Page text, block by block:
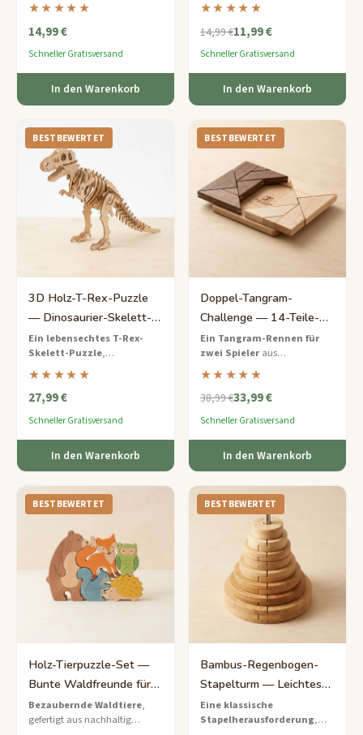
überall eine befriedigende
geistige Herausforderung
★★★★★
14,99 €
Schneller Gratisversand
In den Warenkorb
sechs Zügen
auseinandernehmen lässt und
Wiederzusammensetzungsfähigkeiten
testet.
★★★★★
14,99 €11,99 €
Schneller Gratisversand
In den Warenkorb
BESTBEWERTET
3D Holz-T-Rex-Puzzle
— Dinosaurier-Skelett-
Bausatz
Ein lebensechtes T-Rex-
Skelett-Puzzle,
lasergeschnitten aus
nachhaltigem Sperrholz, das
nach dem Zusammenbau
beeindruckendes
Ausstellungsstück für jeden
Raum.
★★★★★
27,99 €
Schneller Gratisversand
In den Warenkorb
BESTBEWERTET
Doppel-Tangram-
Challenge — 14-Teile-
Wettbewerbs-
Puzzlespiel
Ein Tangram-Rennen für
zwei Spieleraus
kontrastierendem Walnuss-
und Ahornholz mit einem
Timer und 50 Kopf-an-Kopf-
★★★★★
38,99 €33,99 €
Schneller Gratisversand
In den Warenkorb
BESTBEWERTET
Holz-Tierpuzzle-Set —
Bunte Waldfreunde für
Kinder
Bezaubernde Waldtiere,
gefertigt aus nachhaltig
BESTBEWERTET
Bambus-Regenbogen-
Stapelturm — Leichtes
Ringpuzzle für Kinder
Eine klassische
Stapelherausforderung,